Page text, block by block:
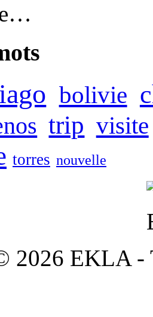
bolivie
trip visite
torres nouvelle
2026 EKLA -